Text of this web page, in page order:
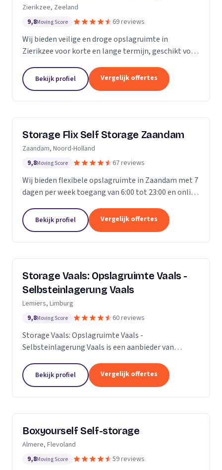
Zierikzee, Zeeland
9,8Moving Score 69 reviews
Wij bieden veilige en droge opslagruimte in
Zierikzee voor korte en lange termijn, geschikt voor
Bekijk profiel Vergelijk offertes
Storage Flix Self Storage Zaandam
Zaandam, Noord-Holland
9,8Moving Score 67 reviews
Wij bieden flexibele opslagruimte in Zaandam met 7
dagen per week toegang van 6:00 tot 23:00 en online
Bekijk profiel Vergelijk offertes
Storage Vaals: Opslagruimte Vaals -
Selbsteinlagerung Vaals
Lemiers, Limburg
9,8Moving Score 60 reviews
Storage Vaals: Opslagruimte Vaals -
Selbsteinlagerung Vaals is een aanbieder van
actief in Limburg.
Bekijk profiel Vergelijk offertes
Boxyourself Self-storage
Almere, Flevoland
9,8Moving Score 59 reviews